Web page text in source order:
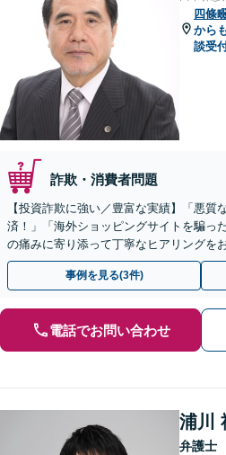
四條
から
談受
詐欺・消費者問題
【投資詐欺に強い／豊富な実績】「悪質
済！」「海外ショッピングサイトを騙っ
の痛みに寄り添って丁寧なヒアリングを
金が得られるよう尽力します！
事例を見る(3件)
電話でお問い合わせ
浦川
弁護士